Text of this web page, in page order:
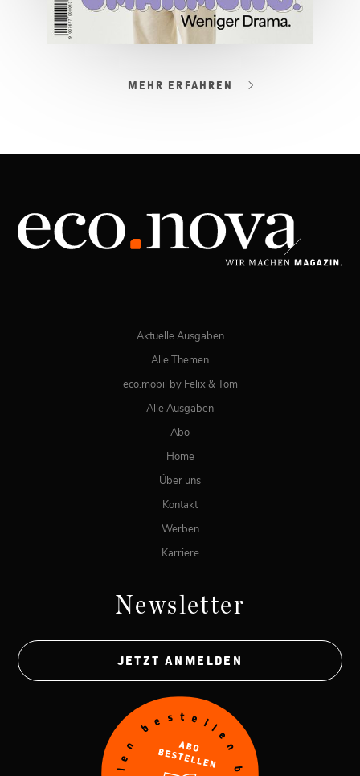
03/2026
JETZT BESTELLEN
MEHR ERFAHREN
Aktuelle Ausgaben
Alle Themen
eco.mobil by Felix & Tom
Alle Ausgaben
Abo
Home
Über uns
Kontakt
Werben
Karriere
Newsletter
JETZT ANMELDEN